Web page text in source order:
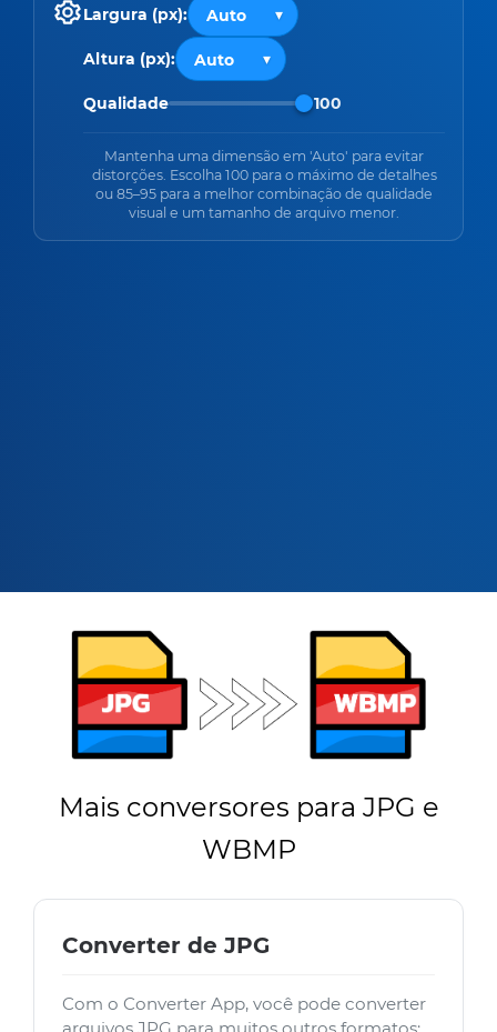
Largura (px):
Altura (px):
Qualidade 100
Mantenha uma dimensão em 'Auto' para evitar
distorções. Escolha 100 para o máximo de detalhes
ou 85–95 para a melhor combinação de qualidade
visual e um tamanho de arquivo menor.
Mais conversores para JPG e
WBMP
Converter de JPG
Com o Converter App, você pode converter